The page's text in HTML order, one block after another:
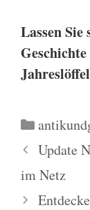
Lassen
Jahreslöffel
Update
im Netz